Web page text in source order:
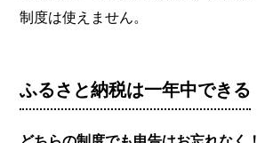
制度は使えません。
ふるさと納税は一年中できる